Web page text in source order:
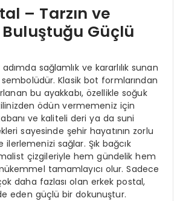
– Tarzın ve
Güçlü
sağlamlık ve kararlılık sunan
Klasik bot formlarından
bu ayakkabı, özellikle soğuk
ödün vermemeniz için
ve kaliteli deri ya da suni
sayesinde şehir hayatının zorlu
ilerlemenizi sağlar. Şık bağcık
çizgileriyle hem gündelik hem
tamamlayıcı olur. Sadece
daha fazlası olan erkek postal,
eden güçlü bir dokunuştur.